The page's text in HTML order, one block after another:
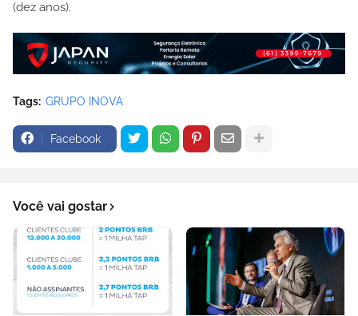
(dez anos).
Tags: GRUPO INOVA
Facebook
Você vai gostar